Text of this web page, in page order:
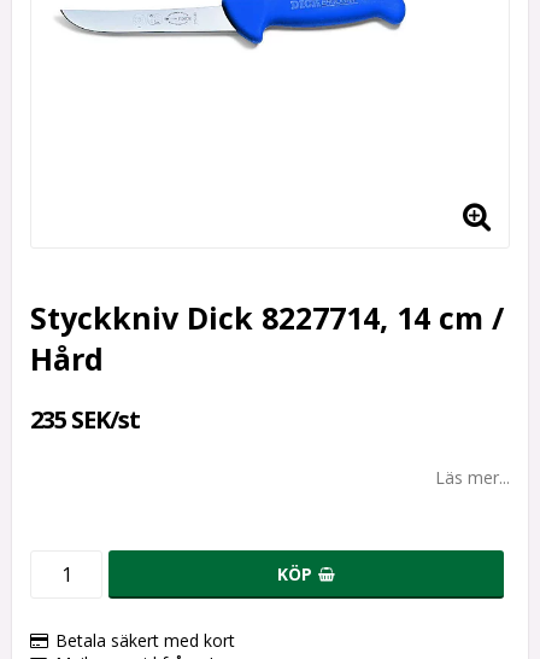
Styckkniv Dick 8227714, 14 cm /
Hård
235 SEK/st
Läs mer...
KÖP
Betala säkert med kort